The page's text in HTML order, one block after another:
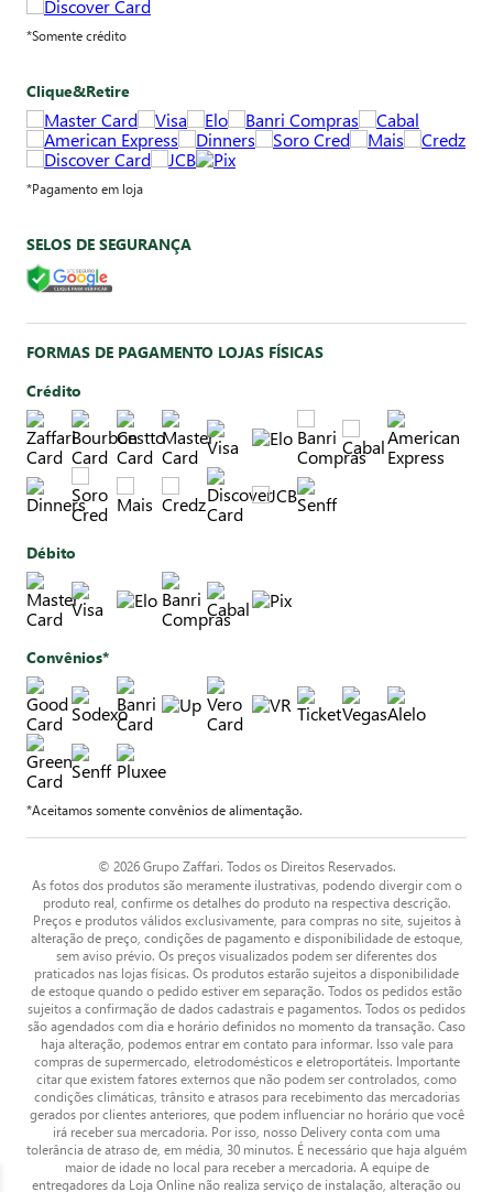
*Somente crédito
Clique&Retire
*Pagamento em loja
SELOS DE SEGURANÇA
FORMAS DE PAGAMENTO LOJAS FÍSICAS
Crédito
Débito
Convênios*
*Aceitamos somente convênios de alimentação.
© 2026 Grupo Zaffari. Todos os Direitos Reservados.
As fotos dos produtos são meramente ilustrativas, podendo divergir com o
produto real, confirme os detalhes do produto na respectiva descrição.
Preços e produtos válidos exclusivamente, para compras no site, sujeitos à
alteração de preço, condições de pagamento e disponibilidade de estoque,
sem aviso prévio. Os preços visualizados podem ser diferentes dos
praticados nas lojas físicas. Os produtos estarão sujeitos a disponibilidade
de estoque quando o pedido estiver em separação. Todos os pedidos estão
sujeitos a confirmação de dados cadastrais e pagamentos. Todos os pedidos
são agendados com dia e horário definidos no momento da transação. Caso
haja alteração, podemos entrar em contato para informar. Isso vale para
compras de supermercado, eletrodomésticos e eletroportáteis. Importante
citar que existem fatores externos que não podem ser controlados, como
condições climáticas, trânsito e atrasos para recebimento das mercadorias
gerados por clientes anteriores, que podem influenciar no horário que você
irá receber sua mercadoria. Por isso, nosso Delivery conta com uma
tolerância de atraso de, em média, 30 minutos. É necessário que haja alguém
maior de idade no local para receber a mercadoria. A equipe de
entregadores da Loja Online não realiza serviço de instalação, alteração ou